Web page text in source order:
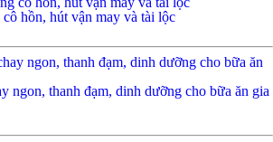
hồn, hút vận may và tài lộc
ngon, thanh đạm, dinh dưỡng cho bữa ăn gia